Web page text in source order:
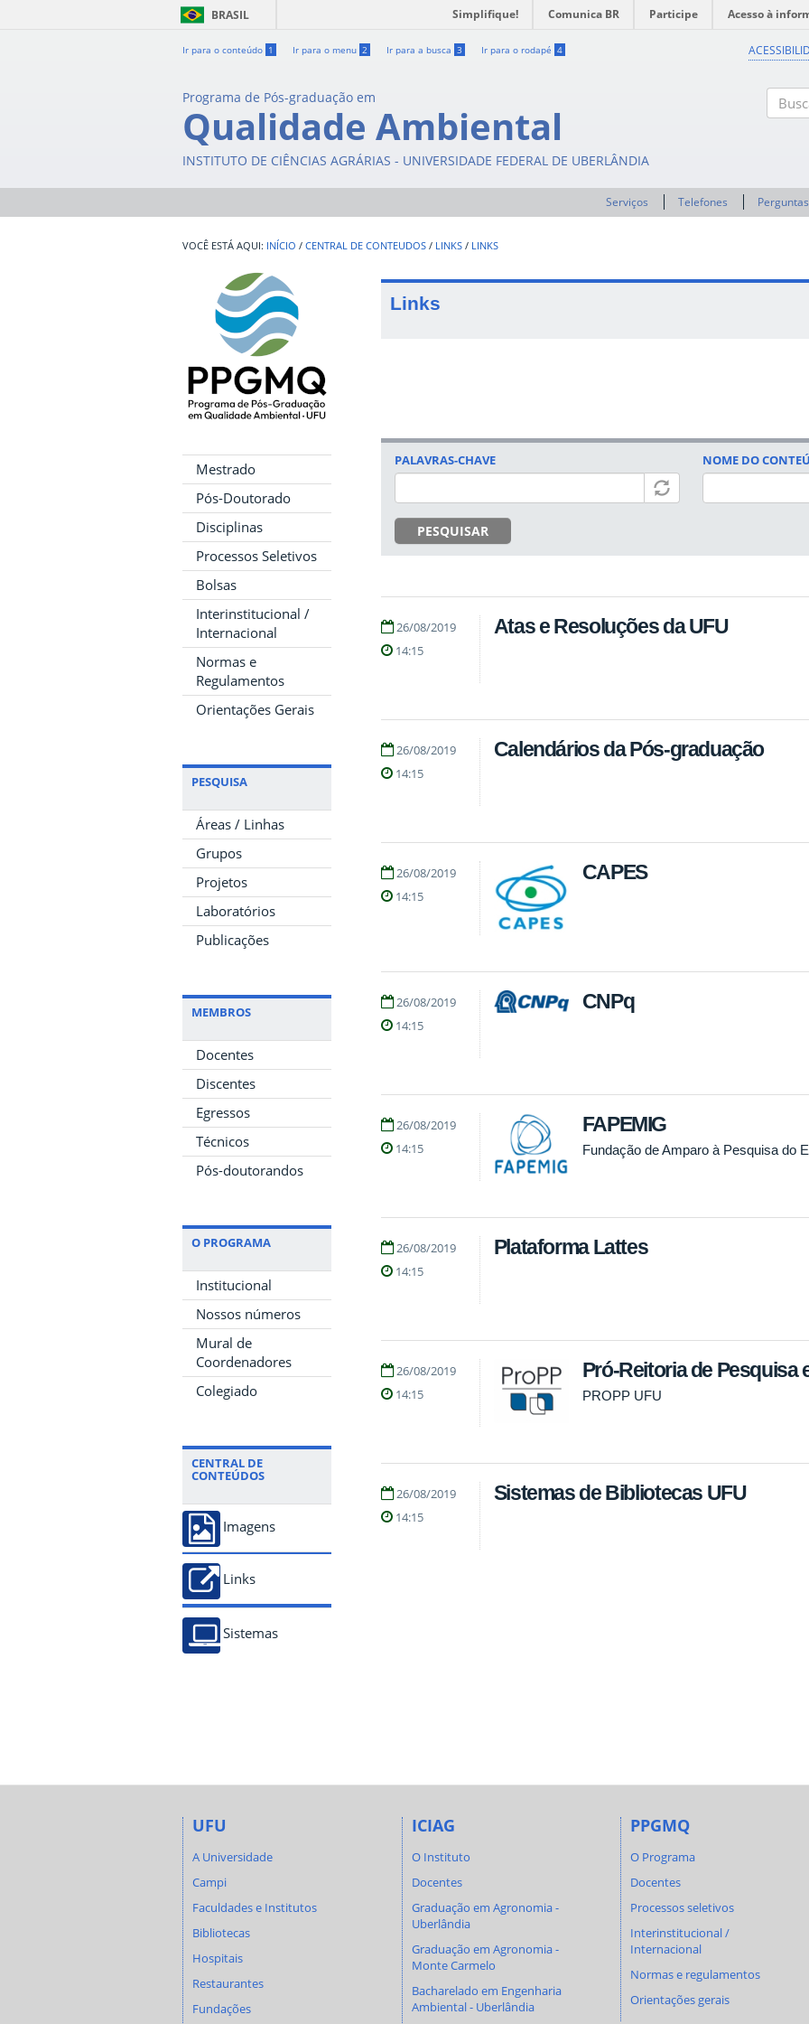
BRASIL Simplifique! Comunica BR Participe Acesso à
Ir para o conteúdo 1 Ir para o menu 2 Ir para a busca 3 Ir para o rodapé 4
Programa de Pós-graduação em
Qualidade Ambiental
INSTITUTO DE CIÊNCIAS AGRÁRIAS - UNIVERSIDADE FEDERAL DE UBERLÂNDIA
Serviços Telefones
INÍCIO / CENTRAL DE CONTEUDOS / LINKS / LINKS
Mestrado
Pós-Doutorado
Disciplinas
Processos Seletivos
Bolsas
Interinstitucional /
Internacional
Normas e
Regulamentos
Orientações Gerais
PESQUISA
Áreas / Linhas
Grupos
Projetos
Laboratórios
Publicações
MEMBROS
Docentes
Discentes
Egressos
Técnicos
Pós-doutorandos
O PROGRAMA
Institucional
Nossos números
Mural de
Coordenadores
Colegiado
CENTRAL DE
CONTEÚDOS
Imagens
Links
Sistemas
Links
PALAVRAS-CHAVE
PESQUISAR
NOME DO
26/08/2019
14:15
Atas e Resoluções da UFU
26/08/2019
14:15
Calendários da Pós-graduação
26/08/2019
14:15
CAPES
26/08/2019
14:15
CNPq
26/08/2019
14:15
FAPEMIG
Fundação de Amparo à Pesquisa do
26/08/2019
14:15
Plataforma Lattes
26/08/2019
14:15
Pró-Reitoria de Pesquisa
PROPP UFU
26/08/2019
14:15
Sistemas de Bibliotecas UFU
UFU
A Universidade
Campi
Faculdades e Institutos
Bibliotecas
Hospitais
Restaurantes
Fundações
ICIAG
O Instituto
Docentes
Graduação em Agronomia -
Uberlândia
Graduação em Agronomia -
Monte Carmelo
Bacharelado em Engenharia
Ambiental - Uberlândia
PPGMQ
O Programa
Docentes
Processos seletivos
Interinstitucional /
Internacional
Normas e regulamentos
Orientações gerais